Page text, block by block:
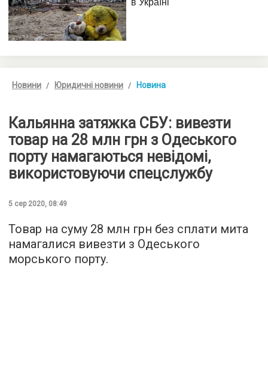
Новини Юридичні новини Новина
Кальянна затяжка СБУ: вивезти
товар на 28 млн грн з Одеського
порту намагаються невідомі,
використовуючи спецслужбу
5 сер 2020, 08:49
Товар на суму 28 млн грн без сплати мита
намагалися вивезти з Одеського
морського порту.